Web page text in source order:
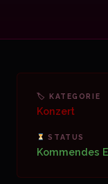
🏷 KATEGORIE
Konzert
STATUS
Kommendes